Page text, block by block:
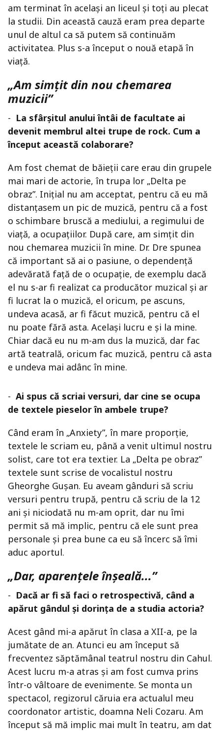
am terminat în același an liceul și toți au plecat
la studii. Din această cauză eram prea departe
unul de altul ca să putem să continuăm
activitatea. Plus s-a început o nouă etapă în
viață.
„Am simțit din nou chemarea
muzicii”
- La sfârșitul anului întâi de facultate ai
devenit membrul altei trupe de rock. Cum a
început această colaborare?
Am fost chemat de băieții care erau din grupele
mai mari de actorie, în trupa lor „Delta pe
obraz”. Inițial nu am acceptat, pentru că eu mă
distanțasem un pic de muzică, pentru că a fost
o schimbare bruscă a mediului, a regimului de
viață, a ocupațiilor. După care, am simțit din
nou chemarea muzicii în mine. Dr. Dre spunea
că important să ai o pasiune, o dependență
adevărată față de o ocupație, de exemplu dacă
el nu s-ar fi realizat ca producător muzical și ar
fi lucrat la o muzică, el oricum, pe ascuns,
undeva acasă, ar fi făcut muzică, pentru că el
nu poate fără asta. Același lucru e și la mine.
Chiar dacă eu nu m-am dus la muzică, dar fac
artă teatrală, oricum fac muzică, pentru că asta
e undeva mai adânc în mine.
- Ai spus că scriai versuri, dar cine se ocupa
de textele pieselor în ambele trupe?
Când eram în „Anxiety”, în mare proporție,
textele le scriam eu, până a venit ultimul nostru
solist, care tot era textier. La „Delta pe obraz”
textele sunt scrise de vocalistul nostru
Gheorghe Gușan. Eu aveam gânduri să scriu
versuri pentru trupă, pentru că scriu de la 12
ani și niciodată nu m-am oprit, dar nu îmi
permit să mă implic, pentru că ele sunt prea
personale și prea bune ca eu să încerc să îmi
aduc aportul.
„Dar, aparențele înșeală...”
- Dacă ar fi să faci o retrospectivă, când a
apărut gândul și dorința de a studia actoria?
Acest gând mi-a apărut în clasa a XII-a, pe la
jumătate de an. Atunci eu am început să
frecventez săptămânal teatrul nostru din Cahul.
Acest lucru m-a atras și am fost cumva prins
într-o vâltoare de evenimente. Se monta un
spectacol, regizorul căruia era actualul meu
coordonator artistic, doamna Neli Cozaru. Am
început să mă implic mai mult în teatru, am dat